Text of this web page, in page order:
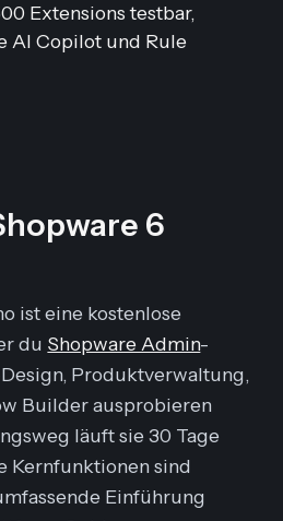
Extensions testbar,
AI Copilot und Rule
6
ist eine kostenlose
du Shopware Admin-
Produktverwaltung,
Builder ausprobieren
läuft sie 30 Tage
Kernfunktionen sind
Einführung